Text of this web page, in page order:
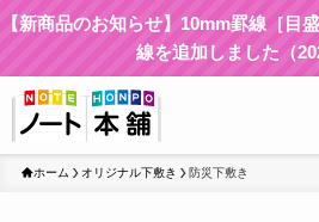
【新商品のお知らせ】10mm罫線［目
線を追加しました（
ホーム オリジナル下敷き 防災下敷き